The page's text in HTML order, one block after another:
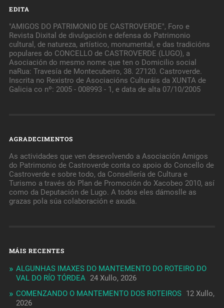
EDITA
"AMIGOS DO PATRIMONIO DE CASTROVERDE", Foro e
Revista Dixital de divulgación e defensa do Patrimonio
cultural, de natureza, artístico, monumental, e das tradicións
populares do CONCELLO de CASTROVERDE (LUGO), a
Asociación do mesmo nome que ten o Domicilio social
naRua: Travesía de Montecubeiro, 38. 27120. Castroverde.
Inscrita no Rexistro de Asociacións Culturáis da XUNTA de
Galicia co nº: 2005 - 008993 - 1, e data de alta 07/10/2005
AGRADECIMENTOS
As actividades que ven desevolvendo a Asociación Amigos
do Patrimonio de Castroverde conta co apoio do Concello de
Castroverde e sobre todo, da Consellería de Cultura e
Turismo a través do Plan de Promoción do Xacobeo 2010, así
como da Deputación de Lugo. A todos eles dámoslle as
grazas pola súa colaboración e axuda.
MÁIS RECENTES
ALGUNHAS IMAXES DO MANTEMENTO DO ROTEIRO DO
VAL DO RÍO TÓRDEA 24 Xullo, 2026
COMENZANDO O MANTEMENTO DOS ROTEIROS 12 Xullo,
2026